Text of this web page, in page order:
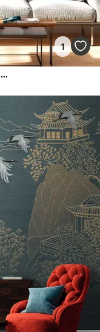
1
mirni pejzaž u akvarelu s jezerom i stablom u cvatu